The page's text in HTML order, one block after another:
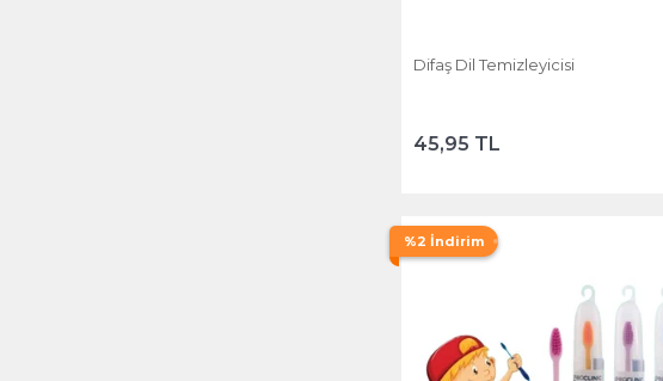
Difaş Dil Temizleyicisi
45,95 TL
%2 İndirim